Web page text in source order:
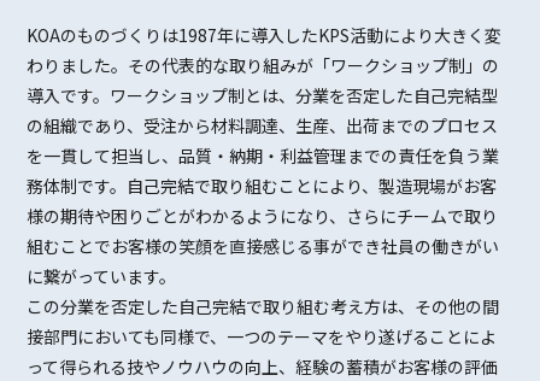
KOAのものづくりは1987年に導入したKPS活動により大きく変
わりました。その代表的な取り組みが「ワークショップ制」の
導入です。ワークショップ制とは、分業を否定した自己完結型
の組織であり、受注から材料調達、生産、出荷までのプロセス
を一貫して担当し、品質・納期・利益管理までの責任を負う業
務体制です。自己完結で取り組むことにより、製造現場がお客
様の期待や困りごとがわかるようになり、さらにチームで取り
組むことでお客様の笑顔を直接感じる事ができ社員の働きがい
に繋がっています。
この分業を否定した自己完結で取り組む考え方は、その他の間
接部門においても同様で、一つのテーマをやり遂げることによ
って得られる技やノウハウの向上、経験の蓄積がお客様の評価